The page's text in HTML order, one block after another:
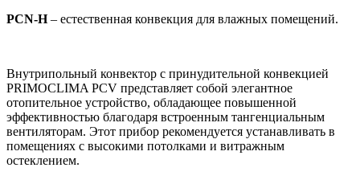
PCN-Н– естественная конвекция для влажных помещений.
Внутрипольный конвектор с принудительной конвекцией
PRIMOCLIMA PCV представляет собой элегантное
отопительное устройство, обладающее повышенной
эффективностью благодаря встроенным тангенциальным
вентиляторам. Этот прибор рекомендуется устанавливать в
помещениях с высокими потолками и витражным
остеклением.